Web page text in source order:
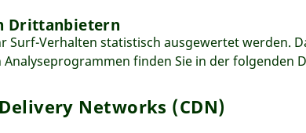
Drittanbietern
Surf-Verhalten statistisch ausgewertet werden.
finden Sie in der folgenden
Networks (CDN)